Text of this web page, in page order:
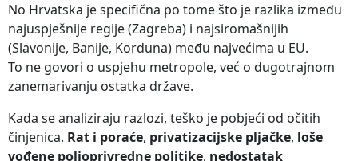
No Hrvatska je specifična po tome što je razlika između
najuspješnije regije (Zagreba) i najsiromašnijih
(Slavonije, Banije, Korduna) među najvećima u EU.
To ne govori o uspjehu metropole, već o dugotrajnom
zanemarivanju ostatka države.
Kada se analiziraju razlozi, teško je pobjeći od očitih
činjenica. Rat i poraće, privatizacijske pljačke, loše
vođene poljoprivredne politike, nedostatak